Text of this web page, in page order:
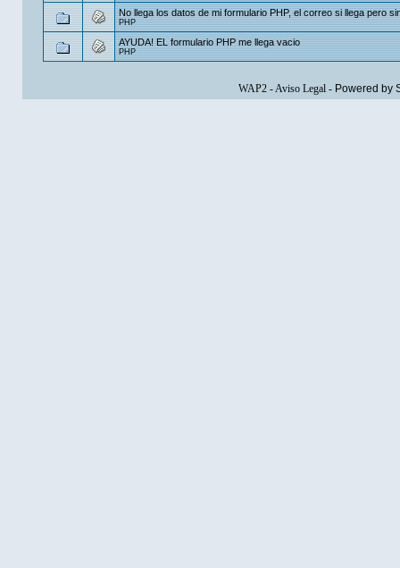
No llega los datos de mi formulario PHP, el correo si llega pero
PHP
AYUDA! EL formulario PHP me llega vacio
PHP
WAP2-Aviso Legal- Powered by